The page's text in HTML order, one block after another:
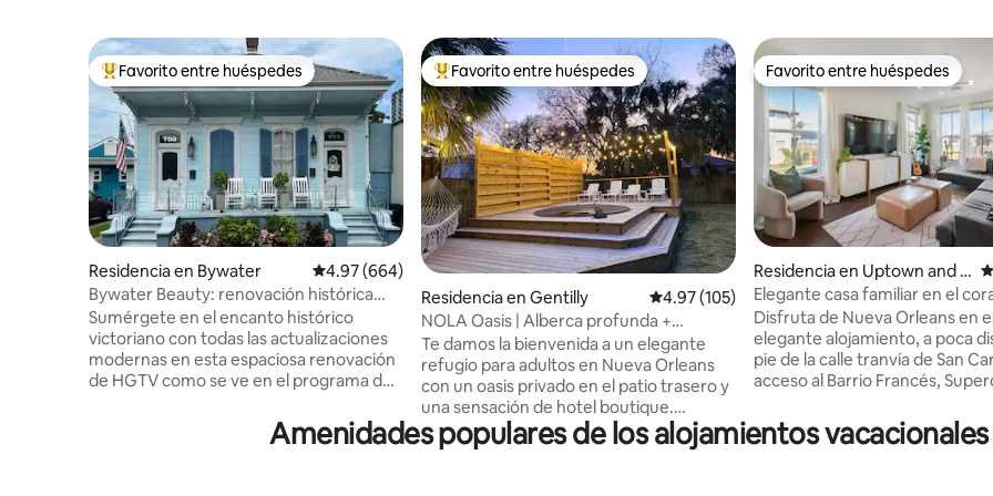
De los mejores en Favorito entre huéspedes
Favorito entre huéspedes
Residencia en Bywater Calificación promedio: 4.97 de 5; 664 evaluaciones
4.97 (664)
Bywater Beauty: renovación histórica
destacada en Hgtv
Sumérgete en el encanto histórico
victoriano con todas las actualizaciones
modernas en esta espaciosa renovación
de HGTV como se ve en el programa de
de Bywater en la calle Louisa cuenta con
un gran porche delantero relajante,
De los mejores en Favorito entre huéspedes
Favorito entre huéspedes
Residencia en Gentilly Calificación promedio: 4.97 de 5; 105
4.97 (105)
NOLA Oasis | Alberca profunda +
Estacionamiento gratuito
Te damos la bienvenida a un elegante
refugio para adultos en Nueva Orleans
con un oasis privado en el patio trasero y
una sensación de hotel boutique.
Ubicado cerca de City Park con fácil
acceso en Uber a Mid City, French
Favorito entre huéspedes
Favorito entre huéspedes
Residencia en Uptown and C
arrollton
Elegante casa familiar en el
Nueva Orleans
Disfruta de Nueva Orleans en
elegante alojamiento, a poca
pie de la calle tranvía de San
acceso al Barrio Francés,
principales! Tendrás todo lo que
necesitas en este hermoso y
Amenidades populares de los alojamientos